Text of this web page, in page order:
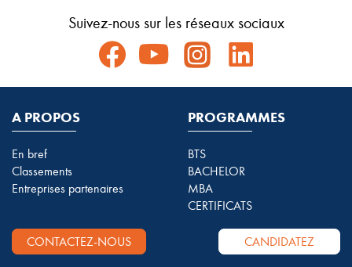
Suivez-nous sur les réseaux sociaux
A PROPOS
En bref
Classements
Entreprises partenaires
PROGRAMMES
BTS
BACHELOR
MBA
CERTIFICATS
CONTACTEZ-NOUS CANDIDATEZ